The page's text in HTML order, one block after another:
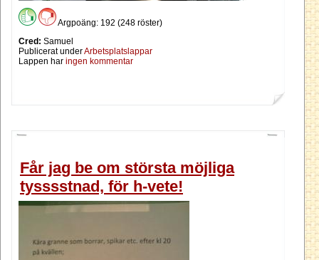
Argpoäng: 192 (248 röster)
Cred: Samuel
Publicerat underArbetsplatslappar
Lappen har ingen kommentar
Får jag be om största möjliga
tysssstnad, för h-vete!